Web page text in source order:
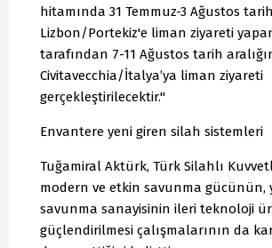
hitamında 31 Temmuz-3 Ağustos
Lizbon/Portekiz'e liman ziyareti yapan
tarafından 7-11 Ağustos tarih
Civitavecchia/İtalya’ya liman ziyareti
gerçekleştirilecektir."
Envantere yeni giren silah sistemleri
Tuğamiral Aktürk, Türk Silahlı
modern ve etkin savunma gücünün,
savunma sanayisinin ileri teknoloji
güçlendirilmesi çalışmalarının da